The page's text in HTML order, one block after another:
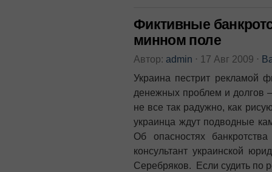
Фиктивные
минном поле
Автор: admin ⋅ 17 Авг 2009 ⋅
Украина пестрит рекламой
денежных проблем и долгов
не все так радужно, как
украинца ждут подводные
Об опасностях
консультант украинской
Серебряков. Если судить по